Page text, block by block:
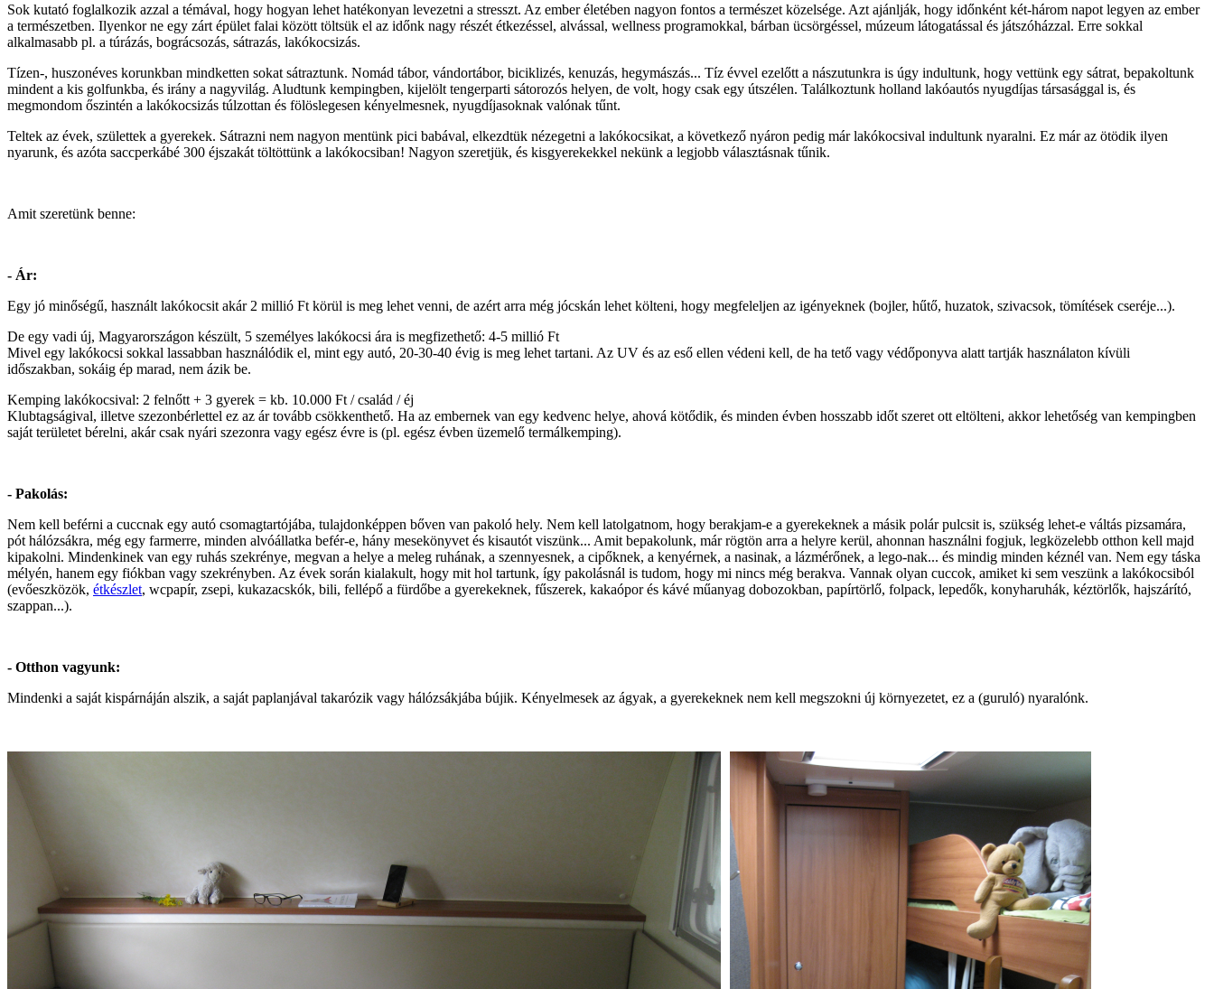
Sok kutató foglalkozik azzal a témával, hogy hogyan lehet hatékonyan levezetni a stresszt. Az ember életében nagyon fontos a természet közelsége. Azt ajánlják, hogy időnként két-három napot legyen az ember
a természetben. Ilyenkor ne egy zárt épület falai között töltsük el az időnk nagy részét étkezéssel, alvással, wellness programokkal, bárban ücsörgéssel, múzeum látogatással és játszóházzal. Erre sokkal
alkalmasabb pl. a túrázás, bográcsozás, sátrazás, lakókocsizás.
Tízen-, huszonéves korunkban mindketten sokat sátraztunk. Nomád tábor, vándortábor, biciklizés, kenuzás, hegymászás... Tíz évvel ezelőtt a nászutunkra is úgy indultunk, hogy vettünk egy sátrat, bepakoltunk
mindent a kis golfunkba, és irány a nagyvilág. Aludtunk kempingben, kijelölt tengerparti sátorozós helyen, de volt, hogy csak egy útszélen. Találkoztunk holland lakóautós nyugdíjas társasággal is, és
megmondom őszintén a lakókocsizás túlzottan és fölöslegesen kényelmesnek, nyugdíjasoknak valónak tűnt.
Teltek az évek, születtek a gyerekek. Sátrazni nem nagyon mentünk pici babával, elkezdtük nézegetni a lakókocsikat, a következő nyáron pedig már lakókocsival indultunk nyaralni. Ez már az ötödik ilyen
nyarunk, és azóta saccperkábé 300 éjszakát töltöttünk a lakókocsiban! Nagyon szeretjük, és kisgyerekekkel nekünk a legjobb választásnak tűnik.
Amit szeretünk benne:
- Ár:
Egy jó minőségű, használt lakókocsit akár 2 millió Ft körül is meg lehet venni, de azért arra még jócskán lehet költeni, hogy megfeleljen az igényeknek (bojler, hűtő, huzatok, szivacsok, tömítések cseréje...).
De egy vadi új, Magyarországon készült, 5 személyes lakókocsi ára is megfizethető: 4-5 millió Ft
Mivel egy lakókocsi sokkal lassabban használódik el, mint egy autó, 20-30-40 évig is meg lehet tartani. Az UV és az eső ellen védeni kell, de ha tető vagy védőponyva alatt tartják használaton kívüli
időszakban, sokáig ép marad, nem ázik be.
Kemping lakókocsival: 2 felnőtt + 3 gyerek = kb. 10.000 Ft / család / éj
Klubtagságival, illetve szezonbérlettel ez az ár tovább csökkenthető. Ha az embernek van egy kedvenc helye, ahová kötődik, és minden évben hosszabb időt szeret ott eltölteni, akkor lehetőség van kempingben
saját területet bérelni, akár csak nyári szezonra vagy egész évre is (pl. egész évben üzemelő termálkemping).
- Pakolás:
Nem kell beférni a cuccnak egy autó csomagtartójába, tulajdonképpen bőven van pakoló hely. Nem kell latolgatnom, hogy berakjam-e a gyerekeknek a másik polár pulcsit is, szükség lehet-e váltás pizsamára,
pót hálózsákra, még egy farmerre, minden alvóállatka befér-e, hány mesekönyvet és kisautót viszünk... Amit bepakolunk, már rögtön arra a helyre kerül, ahonnan használni fogjuk, legközelebb otthon kell majd
kipakolni. Mindenkinek van egy ruhás szekrénye, megvan a helye a meleg ruhának, a szennyesnek, a cipőknek, a kenyérnek, a nasinak, a lázmérőnek, a lego-nak... és mindig minden kéznél van. Nem egy táska
mélyén, hanem egy fiókban vagy szekrényben. Az évek során kialakult, hogy mit hol tartunk, így pakolásnál is tudom, hogy mi nincs még berakva. Vannak olyan cuccok, amiket ki sem veszünk a lakókocsiból
(evőeszközök, étkészlet, wcpapír, zsepi, kukazacskók, bili, fellépő a fürdőbe a gyerekeknek, fűszerek, kakaópor és kávé műanyag dobozokban, papírtörlő, folpack, lepedők, konyharuhák, kéztörlők, hajszárító,
szappan...).
- Otthon vagyunk:
Mindenki a saját kispárnáján alszik, a saját paplanjával takarózik vagy hálózsákjába bújik. Kényelmesek az ágyak, a gyerekeknek nem kell megszokni új környezetet, ez a (guruló) nyaralónk.